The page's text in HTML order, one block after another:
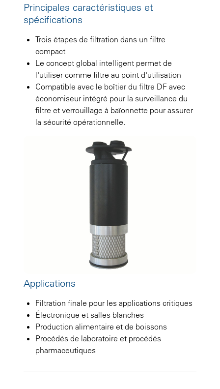
Principales caractéristiques et
spécifications
Trois étapes de filtration dans un filtre
compact
Le concept global intelligent permet de
l'utiliser comme filtre au point d'utilisation
Compatible avec le boîtier du filtre DF avec
économiseur intégré pour la surveillance du
filtre et verrouillage à baïonnette pour assurer
la sécurité opérationnelle.
Applications
Filtration finale pour les applications critiques
Électronique et salles blanches
Production alimentaire et de boissons
Procédés de laboratoire et procédés
pharmaceutiques